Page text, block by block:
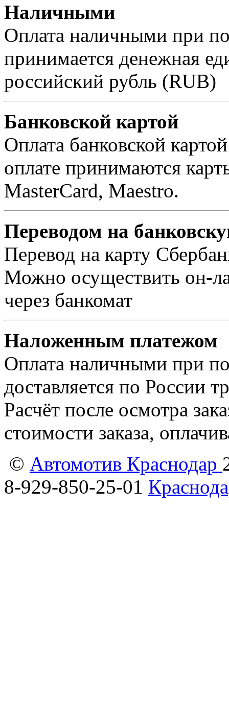
Наличными
Оплата наличными при
принимается денежная
российский рубль (RUB)
Банковской картой
Оплата банковской
оплате принимаются
MasterCard, Maestro.
Переводом на
Перевод на карту
Можно осуществить он-
через банкомат
Наложенным платежом
Оплата наличными при
доставляется по России
Расчёт после осмотра
стоимости заказа,
© Автомотив Краснодар
8-929-850-25-01